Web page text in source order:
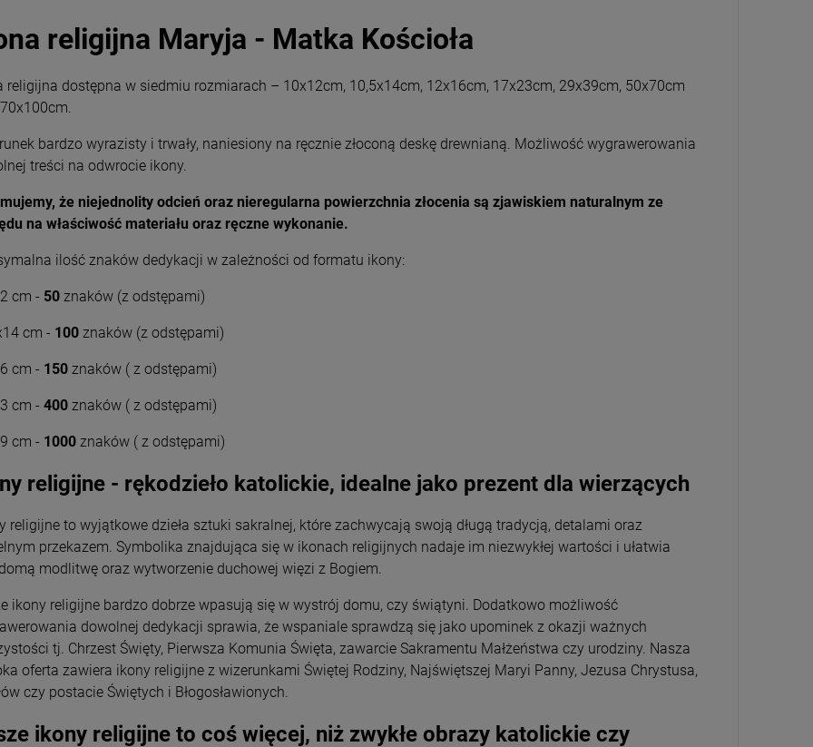
Stefan
zł
Opakowani
e
DO KOSZYKA
Kardynał Stefan
+
DO KOSZYKA
religijna Maryja - Matka Kościoła
religijna dostępna w siedmiu rozmiarach – 10x12cm, 10,5x14cm, 12x16cm, 17x23cm, 29x39cm, 50x70cm
bardzo wyrazisty i trwały, naniesiony na ręcznie złoconą deskę drewnianą. Możliwość wygrawerowania
treści na odwrocie ikony.
że niejednolity odcień oraz nieregularna powierzchnia złocenia są zjawiskiem naturalnym ze
na właściwość materiału oraz ręczne wykonanie.
ilość znaków dedykacji w zależności od formatu ikony:
cm - 50 znaków (z odstępami)
cm - 100 znaków (z odstępami)
cm - 150 znaków ( z odstępami)
cm - 400 znaków ( z odstępami)
cm - 1000 znaków ( z odstępami)
religijne - rękodzieło katolickie, idealne jako prezent dla wierzących
religijne to wyjątkowe dzieła sztuki sakralnej, które zachwycają swoją długą tradycją, detalami oraz
przekazem. Symbolika znajdująca się w ikonach religijnych nadaje im niezwykłej wartości i ułatwia
modlitwę oraz wytworzenie duchowej więzi z Bogiem.
ikony religijne bardzo dobrze wpasują się w wystrój domu, czy świątyni. Dodatkowo możliwość
dowolnej dedykacji sprawia, że wspaniale sprawdzą się jako upominek z okazji ważnych
tj. Chrzest Święty, Pierwsza Komunia Święta, zawarcie Sakramentu Małżeństwa czy urodziny. Nasza
oferta zawiera ikony religijne z wizerunkami Świętej Rodziny, Najświętszej Maryi Panny, Jezusa Chrystusa,
czy postacie Świętych i Błogosławionych.
ikony religijne to coś więcej, niż zwykłe obrazy katolickie czy